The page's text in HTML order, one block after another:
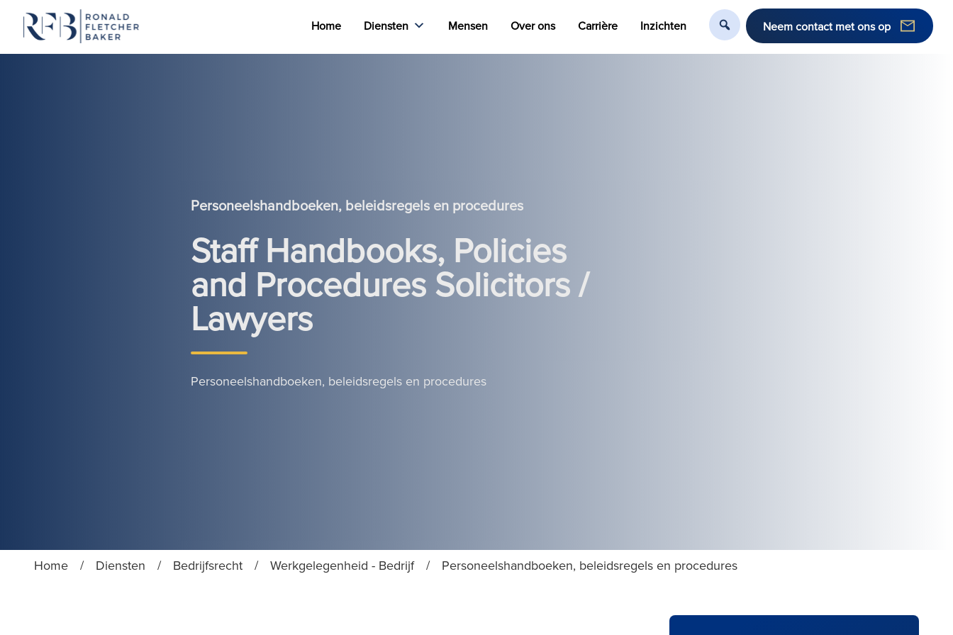
Home Diensten Mensen Over ons Carrière Inzichten Neem contact met ons op
Personeelshandboeken, beleidsregels en procedures
Staff Handbooks, Policies
and Procedures Solicitors /
Lawyers
Personeelshandboeken, beleidsregels en procedures
Home / Diensten / Bedrijfsrecht / Werkgelegenheid - Bedrijf / Personeelshandboeken, beleidsregels en procedures